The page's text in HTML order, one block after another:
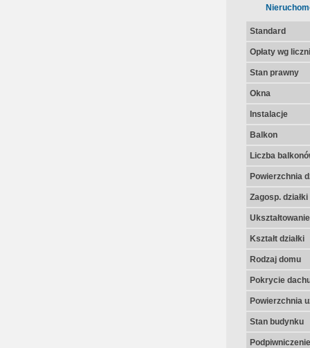
Standard
Opłaty wg
Stan prawny
Okna
Instalacje
Balkon
Liczba
Powierzchnia
Zagosp. działki
Kształt działki
Rodzaj domu
Pokrycie
Powierzchnia
Stan budynku
Podpiwniczenie